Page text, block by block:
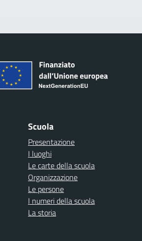
Scuola
Presentazione
I luoghi
Le carte della scuola
Organizzazione
Le persone
I numeri della scuola
La storia